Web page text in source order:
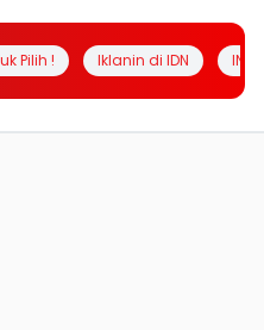
Pilih ! Iklanin di IDN